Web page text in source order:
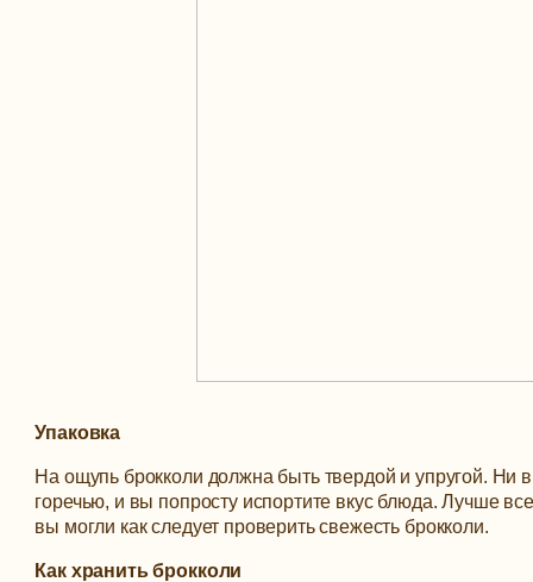
Упаковка
На ощупь брокколи должна быть твердой и упругой. Ни
горечью, и вы попросту испортите вкус блюда. Лучше
вы могли как следует проверить свежесть брокколи.
Как хранить брокколи